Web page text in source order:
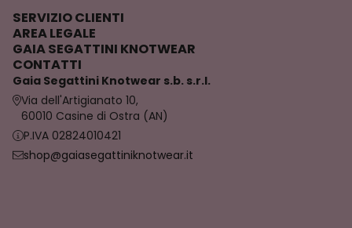
SERVIZIO CLIENTI
AREA LEGALE
GAIA SEGATTINI KNOTWEAR
CONTATTI
Gaia Segattini Knotwear s.b. s.r.l.
Via dell'Artigianato 10,
60010 Casine di Ostra (AN)
P.IVA 02824010421
shop@gaiasegattiniknotwear.it